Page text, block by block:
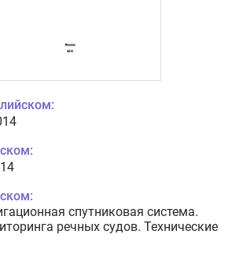
спутниковая система.
речных судов. Технические